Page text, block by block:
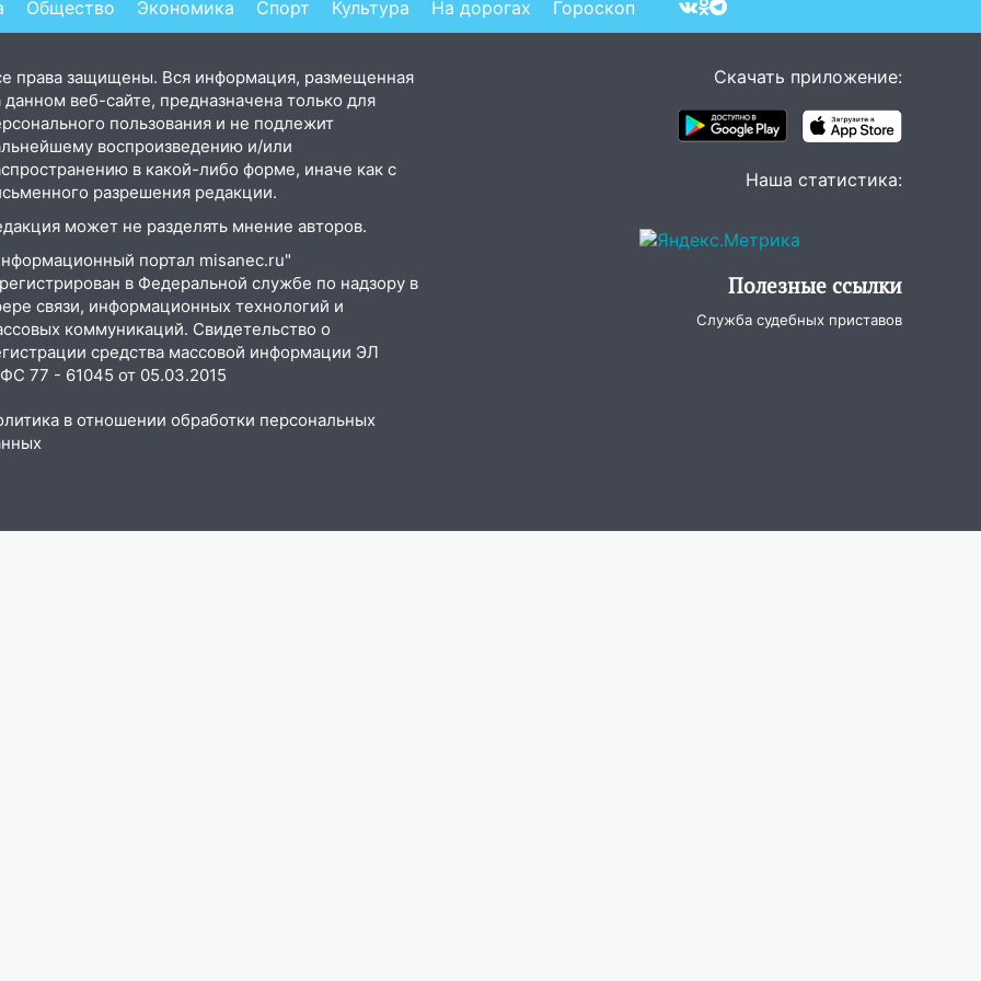
Общество Экономика Спорт Культура На дорогах Гороскоп
права защищены. Вся информация, размещенная
данном веб-сайте, предназначена только для
пользования и не подлежит
воспроизведению и/или
в какой-либо форме, иначе как с
разрешения редакции.
может не разделять мнение авторов.
портал misanec.ru"
в Федеральной службе по надзору в
связи, информационных технологий и
коммуникаций. Свидетельство о
средства массовой информации ЭЛ
77 - 61045 от 05.03.2015
в отношении обработки персональных
Скачать приложение:
Наша статистика:
Полезные ссылки
Служба судебных приставов